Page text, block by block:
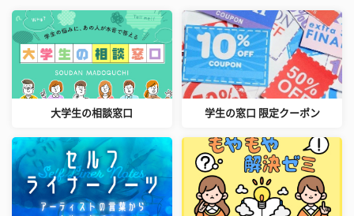
大学生の相談窓口 学生の窓口 限定クーポン